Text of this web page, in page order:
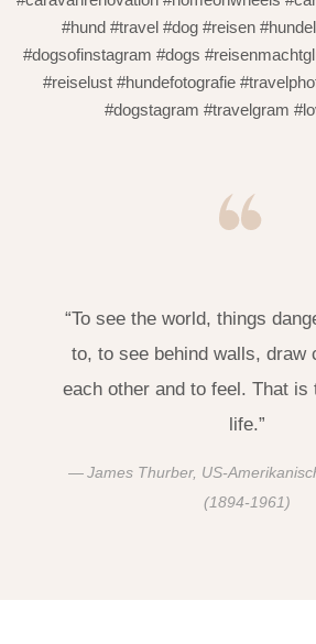
#hund #travel #dog #reisen
#dogsofinstagram #dogs
#reiselust #hundefotografie
#dogstagram #travelgram
“To see the world, things
to, to see behind walls, draw
each other and to feel. That is
life.”
James Thurber, US-
(1894-1961)